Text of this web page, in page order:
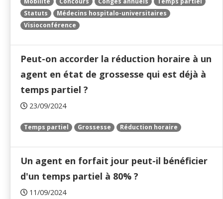
Statuts
Médecins hospitalo-universitaires
Visioconférence
Peut-on accorder la réduction horaire à un
agent en état de grossesse qui est déjà à
temps partiel ?
23/09/2024
Temps partiel Grossesse Réduction horaire
Un agent en forfait jour peut-il bénéficier
d'un temps partiel à 80% ?
11/09/2024